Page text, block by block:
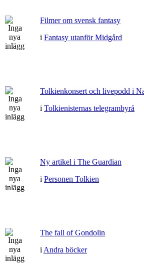
Filmer om svensk fantasy
i Fantasy utanför Midgård
Tolkienkonsert och livepodd i
i Tolkienisternas telegrambyrå
Ny artikel i The Guardian
i Personen Tolkien
The fall of Gondolin
i Andra böcker